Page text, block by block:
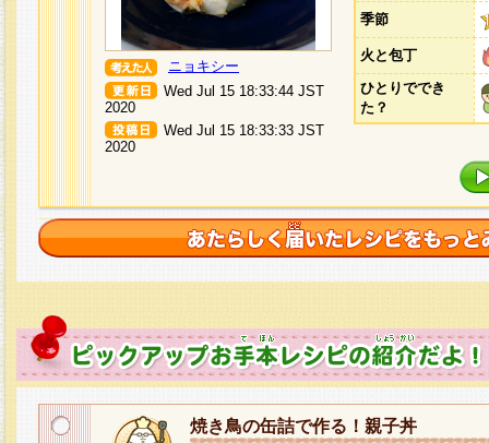
ニョキシー
Wed Jul 15 18:33:44 JST
2020
Wed Jul 15 18:33:33 JST
2020
季節
火と包丁
ひとりででき
た？
焼き鳥の缶詰で作る！親子丼